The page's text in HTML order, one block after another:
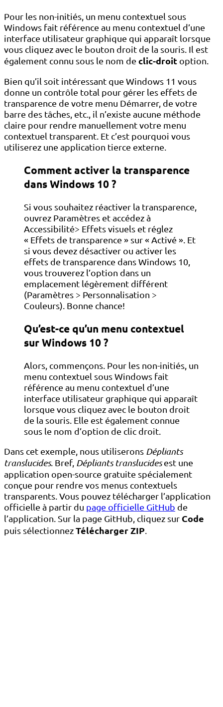
Pour les non-initiés, un menu contextuel sous
Windows fait référence au menu contextuel d’une
interface utilisateur graphique qui apparaît lorsque
vous cliquez avec le bouton droit de la souris. Il est
également connu sous le nom de clic-droit option.
Bien qu’il soit intéressant que Windows 11 vous
donne un contrôle total pour gérer les effets de
transparence de votre menu Démarrer, de votre
barre des tâches, etc., il n’existe aucune méthode
claire pour rendre manuellement votre menu
contextuel transparent. Et c’est pourquoi vous
utiliserez une application tierce externe.
Comment activer la transparence
dans Windows 10 ?
Si vous souhaitez réactiver la transparence,
ouvrez Paramètres et accédez à
Accessibilité> Effets visuels et réglez
« Effets de transparence » sur « Activé ». Et
si vous devez désactiver ou activer les
effets de transparence dans Windows 10,
vous trouverez l’option dans un
emplacement légèrement différent
(Paramètres > Personnalisation >
Couleurs). Bonne chance!
Qu’est-ce qu’un menu contextuel
sur Windows 10 ?
Alors, commençons. Pour les non-initiés, un
menu contextuel sous Windows fait
référence au menu contextuel d’une
interface utilisateur graphique qui apparaît
lorsque vous cliquez avec le bouton droit
de la souris. Elle est également connue
sous le nom d’option de clic droit.
Dans cet exemple, nous utiliserons Dépliants
translucides. Bref, Dépliants translucidesest une
application open-source gratuite spécialement
conçue pour rendre vos menus contextuels
transparents. Vous pouvez télécharger l’application
officielle à partir du page officielle GitHub de
l’application. Sur la page GitHub, cliquez sur Code
puis sélectionnezTélécharger ZIP.